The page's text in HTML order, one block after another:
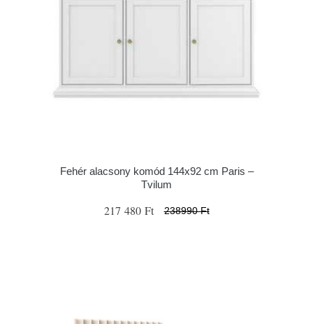
Fehér alacsony komód 144x92 cm Paris –
Tvilum
217 480 Ft 238990 Ft